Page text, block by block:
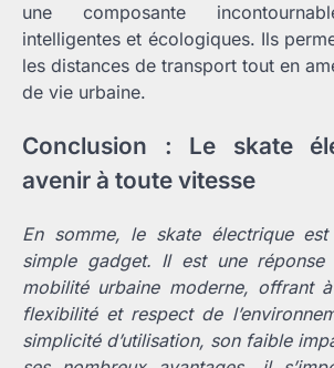
une composante
intelligentes et écologiques. Ils
les distances de transport tout en
de vie urbaine.
Conclusion : Le skate
avenir à toute vitesse
En somme, le skate électrique est
simple gadget. Il est une
mobilité urbaine moderne, offrant
flexibilité et respect de
simplicité d’utilisation, son faible